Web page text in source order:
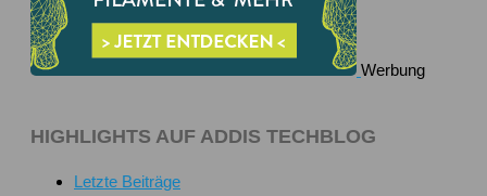
Werbung
HIGHLIGHTS AUF ADDIS TECHBLOG
Letzte Beiträge